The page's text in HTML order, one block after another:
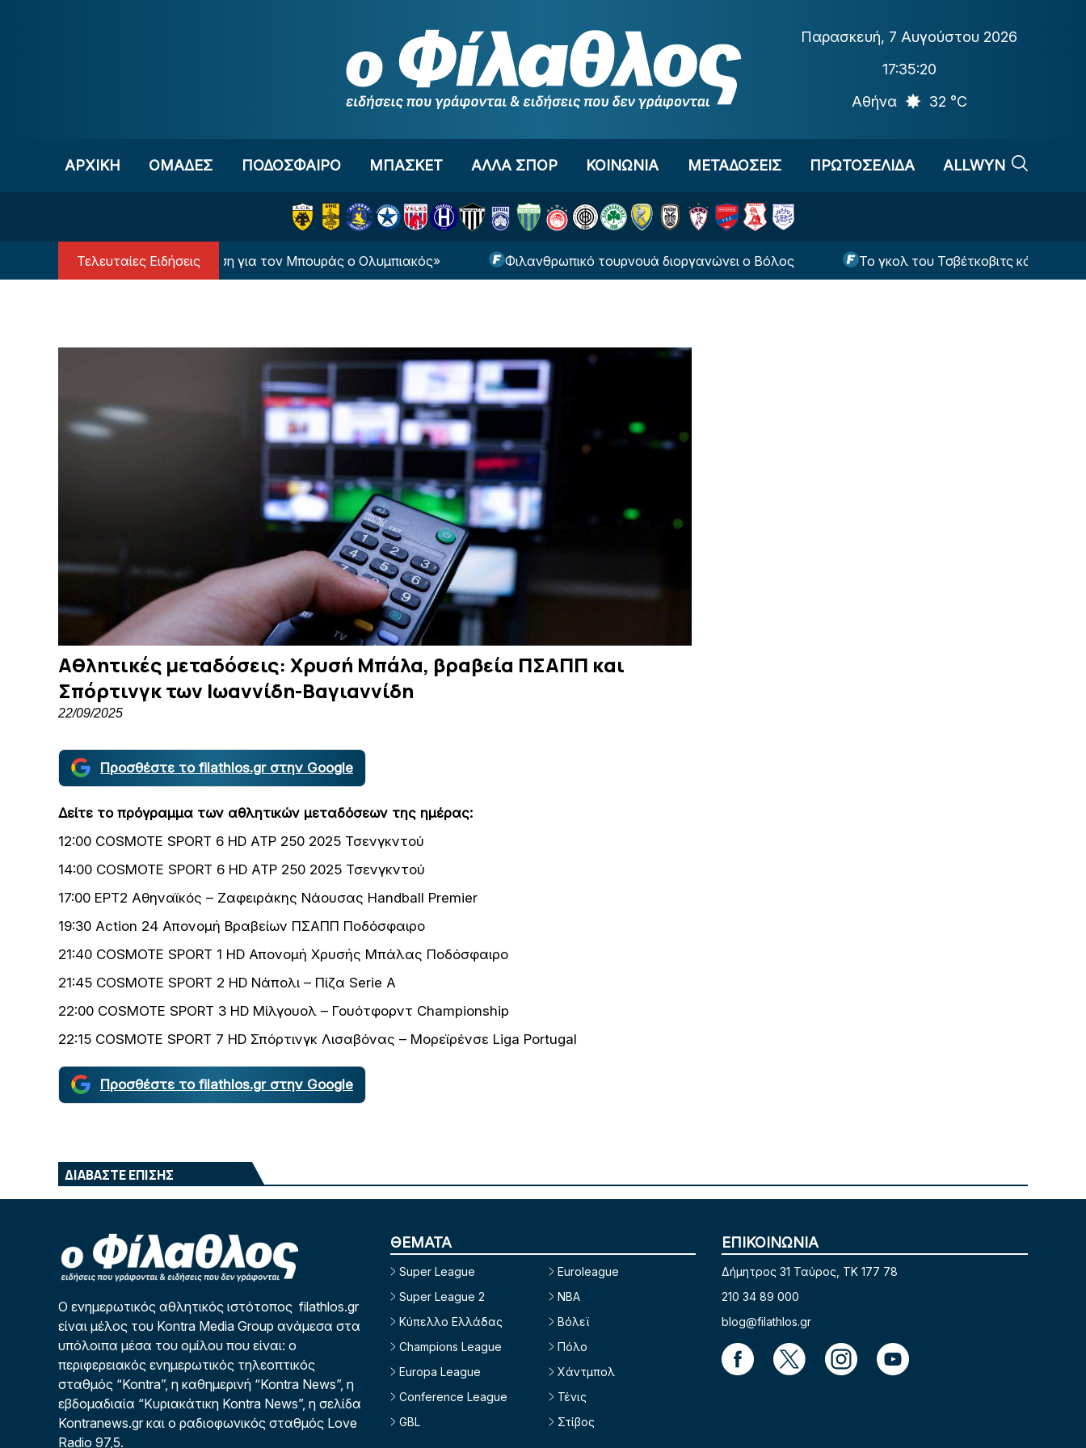
Παρασκευή, 7 Αυγούστου 2026
17:35:21
Αθήνα
32 °C
ΑΡΧΙΚΗ OΜΑΔΕΣ ΠΟΔΟΣΦΑΙΡΟ ΜΠΑΣΚΕΤ ΑΛΛΑ ΣΠΟΡ ΚΟΙΝΩΝΙΑ ΜΕΤΑΔΟΣΕΙΣ ΠΡΩΤΟΣΕΛΙΔΑ ALLWYN
Τελευταίες Ειδήσεις
«Κατέθεσε πρόταση για τον Μπουράς ο Ολυμπιακός» Φιλανθρωπικό τουρνουά διοργανώνει ο Βόλος Το γκολ του Τσβέτκοβιτς κόντρα στον
Αθλητικές μεταδόσεις: Χρυσή Μπάλα, βραβεία ΠΣΑΠΠ και
Σπόρτινγκ των Ιωαννίδη-Βαγιαννίδη
22/09/2025
Προσθέστε το filathlos.gr στην Google
Δείτε το πρόγραμμα των αθλητικών μεταδόσεων της ημέρας:
12:00 COSMOTE SPORT 6 HD ATP 250 2025 Τσενγκντού
14:00 COSMOTE SPORT 6 HD ATP 250 2025 Τσενγκντού
17:00 ΕΡΤ2 Αθηναϊκός – Ζαφειράκης Νάουσας Handball Premier
19:30 Action 24 Απονομή Βραβείων ΠΣΑΠΠ Ποδόσφαιρο
21:40 COSMOTE SPORT 1 HD Απονομή Χρυσής Μπάλας Ποδόσφαιρο
21:45 COSMOTE SPORT 2 HD Νάπολι – Πίζα Serie A
22:00 COSMOTE SPORT 3 HD Μίλγουολ – Γουότφορντ Championship
22:15 COSMOTE SPORT 7 HD Σπόρτινγκ Λισαβόνας – Μορεϊρένσε Liga Portugal
Προσθέστε το filathlos.gr στην Google
ΔΙΑΒΑΣΤΕ ΕΠΙΣΗΣ
Ο ενημερωτικός αθλητικός ιστότοπος filathlos.gr
είναι μέλος του Kontra Media Group ανάμεσα στα
υπόλοιπα μέσα του ομίλου που είναι: ο
περιφερειακός ενημερωτικός τηλεοπτικός
σταθμός “Kontra”, η καθημερινή “Kontra News”, η
εβδομαδιαία “Κυριακάτικη Kontra News”, η σελίδα
Kontranews.gr και ο ραδιοφωνικός σταθμός Love
Radio 97,5.
ΘΕΜΑΤΑ
Super League
Super League 2
Κύπελλο Ελλάδας
Champions League
Europa League
Conference League
GBL
Euroleague
NBA
Βόλεϊ
Πόλο
Χάντμπολ
Τένις
Στίβος
ΕΠΙΚΟΙΝΩΝΙΑ
Δήμητρος 31 Ταύρος, TK 177 78
210 34 89 000
blog@filathlos.gr